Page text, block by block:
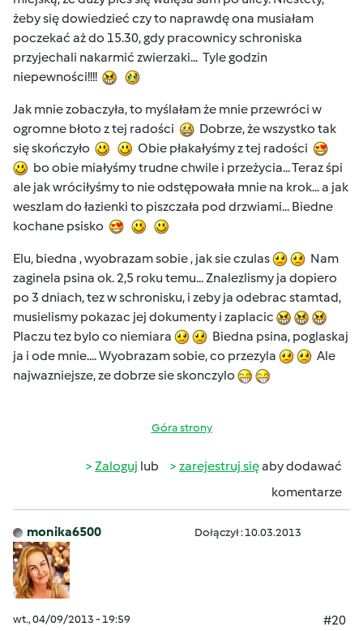
żeby się dowiedzieć czy to naprawdę ona musiałam
poczekać aż do 15.30, gdy pracownicy schroniska
przyjechali nakarmić zwierzaki... Tyle godzin
niepewności!!!!
Jak mnie zobaczyła, to myślałam że mnie przewróci w
ogromne błoto z tej radości
Dobrze, że wszystko tak
się skończyło
Obie płakałyśmy z tej radości
bo obie miałyśmy trudne chwile i przeżycia... Teraz śpi
ale jak wróciłyśmy to nie odstępowała mnie na krok... a jak
weszlam do łazienki to piszczała pod drzwiami... Biedne
kochane psisko
Elu, biedna , wyobrazam sobie , jak sie czulas
Nam
zaginela psina ok. 2,5 roku temu... Znalezlismy ja dopiero
po 3 dniach, tez w schronisku, i zeby ja odebrac stamtad,
musielismy pokazac jej dokumenty i zaplacic
Placzu tez bylo co niemiara
Biedna psina, poglaskaj
ja i ode mnie.... Wyobrazam sobie, co przezyla
Ale
najwazniejsze, ze dobrze sie skonczylo
Góra strony
Zaloguj lub zarejestruj sięaby dodawać
komentarze
monika6500 Dołączył : 10.03.2013
wt., 04/09/2013 - 19:59 #20